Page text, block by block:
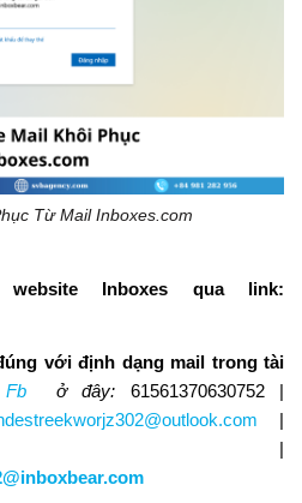
Từ Mail Inboxes.com
Inboxes qua link:
với định dạng mail trong tài
ở đây: 61561370630752 |
|
|